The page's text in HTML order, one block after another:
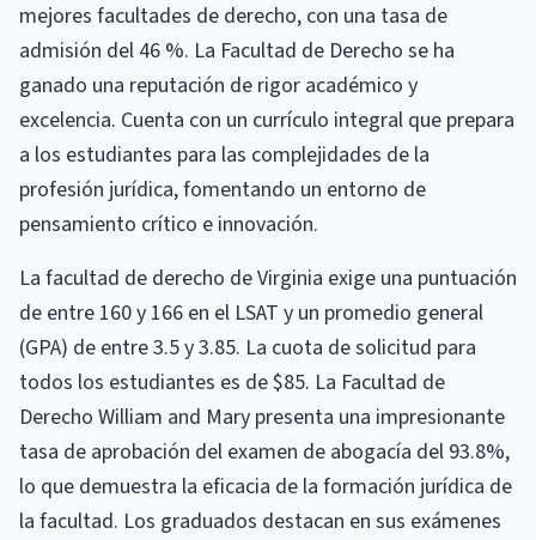
mejores facultades de derecho, con una tasa de
admisión del 46 %. La Facultad de Derecho se ha
ganado una reputación de rigor académico y
excelencia. Cuenta con un currículo integral que prepara
a los estudiantes para las complejidades de la
profesión jurídica, fomentando un entorno de
pensamiento crítico e innovación.
La facultad de derecho de Virginia exige una puntuación
de entre 160 y 166 en el LSAT y un promedio general
(GPA) de entre 3.5 y 3.85. La cuota de solicitud para
todos los estudiantes es de $85. La Facultad de
Derecho William and Mary presenta una impresionante
tasa de aprobación del examen de abogacía del 93.8%,
lo que demuestra la eficacia de la formación jurídica de
la facultad. Los graduados destacan en sus exámenes